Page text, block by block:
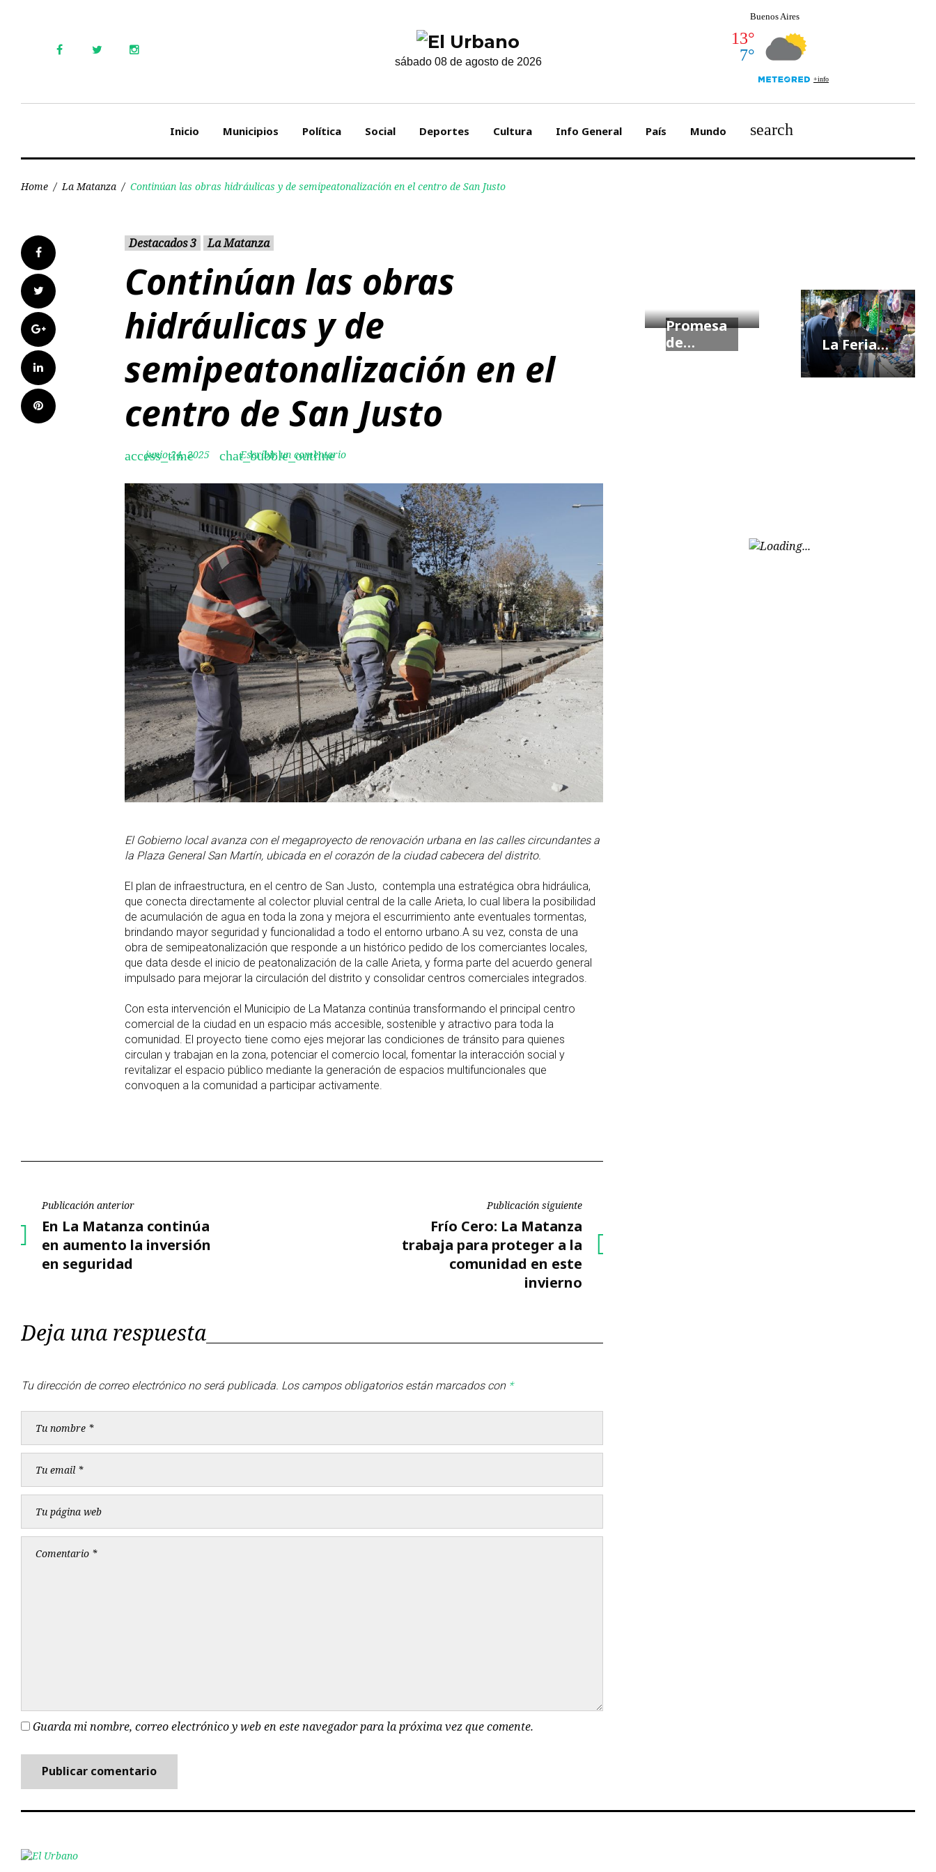
sábado 08 de agosto de 2026
Inicio Municipios Política Social Deportes Cultura Info General País Mundo search
Home / La Matanza / Continúan las obras hidráulicas y de semipeatonalización en el centro de San Justo
Facebook
Twitter
Google+
LinkedIn
Pinterest
Destacados 3 La Matanza
Continúan las obras
hidráulicas y de
semipeatonalización en el
centro de San Justo
access_time
junio 24, 2025 chat_bubble_outline
Escribir un comentario
El Gobierno local avanza con el megaproyecto de renovación urbana en las calles circundantes a
la Plaza General San Martín, ubicada en el corazón de la ciudad cabecera del distrito.
El plan de infraestructura, en el centro de San Justo, contempla una estratégica obra hidráulica,
que conecta directamente al colector pluvial central de la calle Arieta, lo cual libera la posibilidad
de acumulación de agua en toda la zona y mejora el escurrimiento ante eventuales tormentas,
brindando mayor seguridad y funcionalidad a todo el entorno urbano.A su vez, consta de una
obra de semipeatonalización que responde a un histórico pedido de los comerciantes locales,
que data desde el inicio de peatonalización de la calle Arieta, y forma parte del acuerdo general
impulsado para mejorar la circulación del distrito y consolidar centros comerciales integrados.
Con esta intervención el Municipio de La Matanza continúa transformando el principal centro
comercial de la ciudad en un espacio más accesible, sostenible y atractivo para toda la
comunidad. El proyecto tiene como ejes mejorar las condiciones de tránsito para quienes
circulan y trabajan en la zona, potenciar el comercio local, fomentar la interacción social y
revitalizar el espacio público mediante la generación de espacios multifuncionales que
convoquen a la comunidad a participar activamente.
Navegación
de
entradas
Publicación anterior
Publicación
anterior
En La Matanza continúa
en aumento la inversión
en seguridad
Publicación siguiente
Publicación
siguiente
Frío Cero: La Matanza
trabaja para proteger a la
comunidad en este
invierno
Deja una respuesta
Tu dirección de correo electrónico no será publicada. Los campos obligatorios están marcados con *
Guarda mi nombre, correo electrónico y web en este navegador para la próxima vez que comente.
-
Promesa
de…
-
La Feria…